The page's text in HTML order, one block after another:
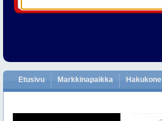
Etusivu Markkinapaikka Hakukone